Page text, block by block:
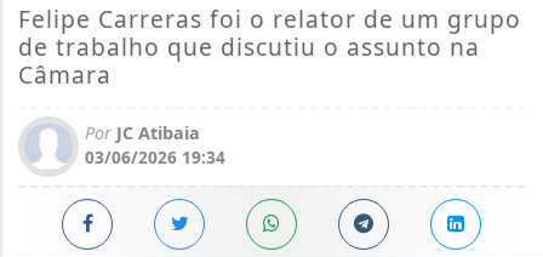
Felipe Carreras foi o relator de um grupo
de trabalho que discutiu o assunto na
Câmara
Por JC Atibaia
03/06/2026 19:34